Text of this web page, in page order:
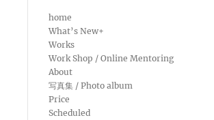
home
What’s New+
Works
Work Shop / Online Mentoring
About
写真集 / Photo album
Price
Scheduled